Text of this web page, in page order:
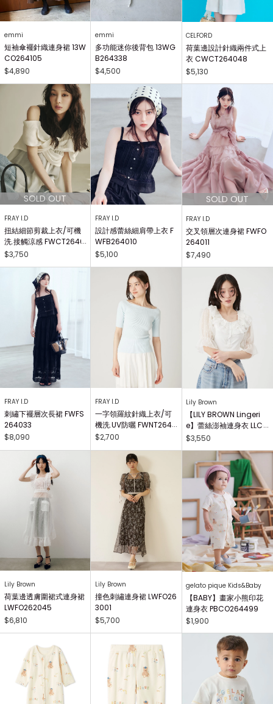
emmi
短袖傘襬針織連身裙 13W
CO264105
$4,890
emmi
多功能迷你後背包 13WG
B264338
$4,500
CELFORD
荷葉邊設計針織兩件式上
衣 CWCT264048
$5,130
FRAY I.D
扭結細節剪裁上衣/可機
洗.接觸涼感 FWCT2640
25
$3,750
FRAY I.D
設計感蕾絲細肩帶上衣 F
WFB264010
$5,100
FRAY I.D
交叉領層次連身裙 FWFO
264011
$7,490
FRAY I.D
刺繡下襬層次長裙 FWFS
264033
$8,090
FRAY I.D
一字領羅紋針織上衣/可
機洗.UV防曬 FWNT2640
29
$2,700
Lily Brown
【LILY BROWN Lingeri
e】蕾絲澎袖連身衣 LLCO
262503
$3,550
Lily Brown
荷葉邊透膚圍裙式連身裙
LWFO262045
$6,810
Lily Brown
撞色刺繡連身裙 LWFO26
3001
$5,700
gelato pique Kids&Baby
【BABY】畫家小熊印花
連身衣 PBCO264499
$1,900